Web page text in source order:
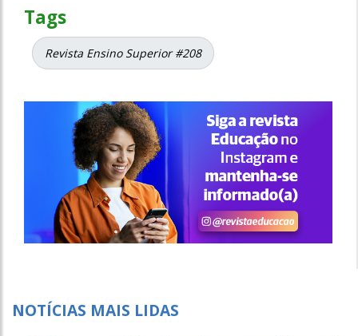
Tags
Revista Ensino Superior #208
NOTÍCIAS MAIS LIDAS